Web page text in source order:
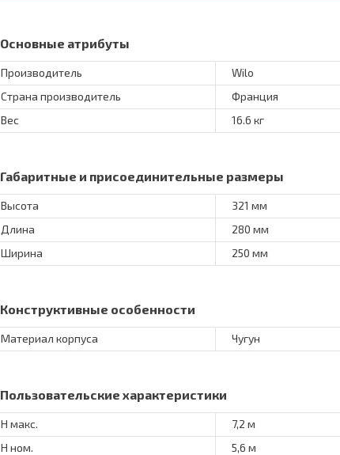
Основные атрибуты
Производитель
Wilo
Страна производитель
Франция
Вес
16.6 кг
Габаритные и присоединительные размеры
Высота
321 мм
Длина
280 мм
Ширина
250 мм
Конструктивные особенности
Материал корпуса Чугун
Пользовательские характеристики
H макс.
7,2 м
H ном.
5,6 м